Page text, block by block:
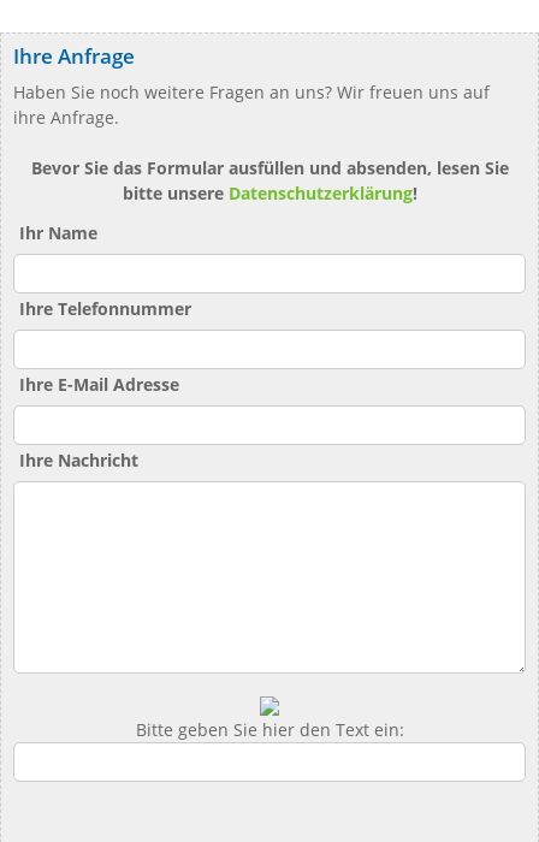
Ihre Anfrage
Haben Sie noch weitere Fragen an uns? Wir freuen uns auf
ihre Anfrage.
Bevor Sie das Formular ausfüllen und absenden, lesen Sie
bitte unsere Datenschutzerklärung!
Ihr Name
Ihre Telefonnummer
Ihre E-Mail Adresse
Ihre Nachricht
Bitte geben Sie hier den Text ein: